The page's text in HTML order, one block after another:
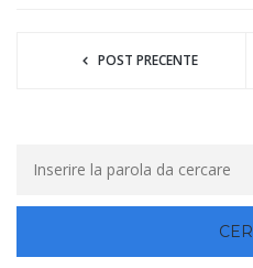
POST PRECENTE